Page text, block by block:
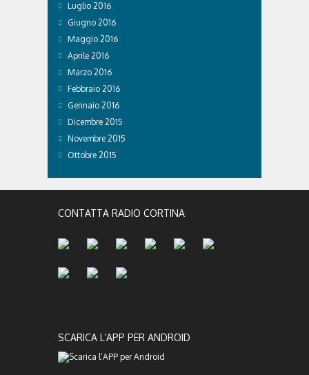
Luglio 2016
Giugno 2016
Maggio 2016
Aprile 2016
Marzo 2016
Febbraio 2016
Gennaio 2016
Dicembre 2015
Novembre 2015
Ottobre 2015
CONTATTA RADIO CORTINA
SCARICA L’APP PER ANDROID